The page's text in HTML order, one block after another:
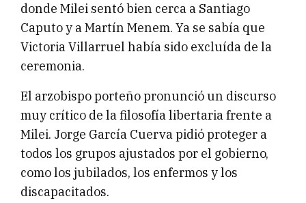
donde Milei sentó bien cerca a Santiago
Caputo y a Martín Menem. Ya se sabía que
Victoria Villarruel había sido excluída de la
ceremonia.
El arzobispo porteño pronunció un discurso
muy crítico de la filosofía libertaria frente a
Milei. Jorge García Cuerva pidió proteger a
todos los grupos ajustados por el gobierno,
como los jubilados, los enfermos y los
discapacitados.